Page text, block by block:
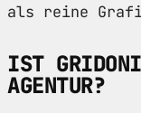
als reine
IST
AGENTUR?